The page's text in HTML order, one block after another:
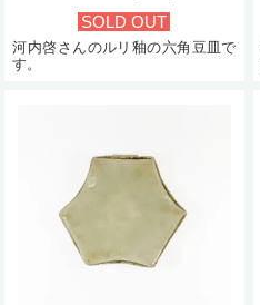
SOLD OUT
河内啓さんのルリ釉の六角豆皿で
す。